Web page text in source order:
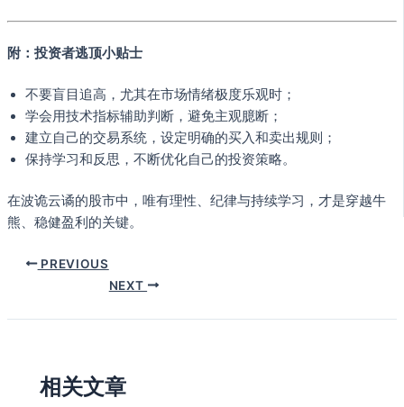
附：投资者逃顶小贴士
不要盲目追高，尤其在市场情绪极度乐观时；
学会用技术指标辅助判断，避免主观臆断；
建立自己的交易系统，设定明确的买入和卖出规则；
保持学习和反思，不断优化自己的投资策略。
在波诡云谲的股市中，唯有理性、纪律与持续学习，才是穿越牛
熊、稳健盈利的关键。
PREVIOUS
NEXT
相关文章